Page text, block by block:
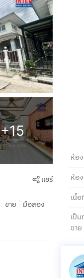
+15
แชร์
ขาย มือสอง
ห้อ
ห้อ
เนื้อ
เป็
ขาย